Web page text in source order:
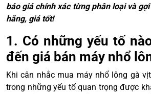
báo giá chính xác từng phân loại và
hãng, giá tốt!
1. Có những yếu tố
đến giá bán máy nhổ
Khi cân nhắc mua máy nhổ lông gà
trong những yếu tố quan trọng được